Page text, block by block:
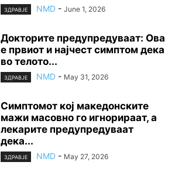
ЗДРАВЈЕ NMD - June 1, 2026
Докторите предупредуваат: Ова
е првиот и најчест симптом дека
во телото...
ЗДРАВЈЕ NMD - May 31, 2026
Симптомот кој македонските
мажи масовно го игнорираат, а
лекарите предупредуваат
дека...
ЗДРАВЈЕ NMD - May 27, 2026